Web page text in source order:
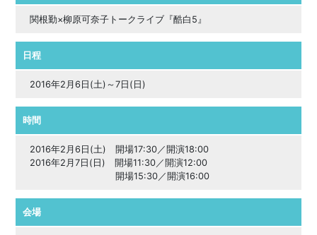
関根勤×柳原可奈子トークライブ『酷白5』
日程
2016年2月6日(土)～7日(日)
時間
2016年2月6日(土) 開場17:30／開演18:00
2016年2月7日(日) 開場11:30／開演12:00
開場15:30／開演16:00
会場